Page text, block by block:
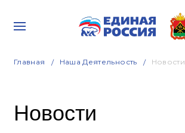
Главная Наша Деятельность Новости
Новости